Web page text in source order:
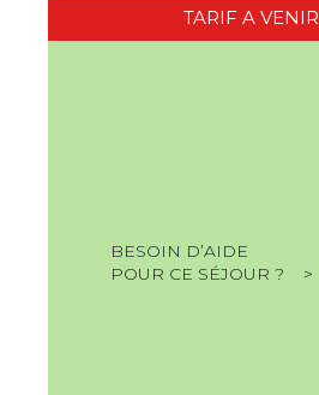
TARIF A VENIR
BESOIN D’AIDE
POUR CE SÉJOUR ? >